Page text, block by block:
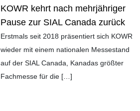
KOWR kehrt nach mehrjähriger
Pause zur SIAL Canada zurück
Erstmals seit 2018 präsentiert sich KOWR
wieder mit einem nationalen Messestand
auf der SIAL Canada, Kanadas größter
Fachmesse für die […]